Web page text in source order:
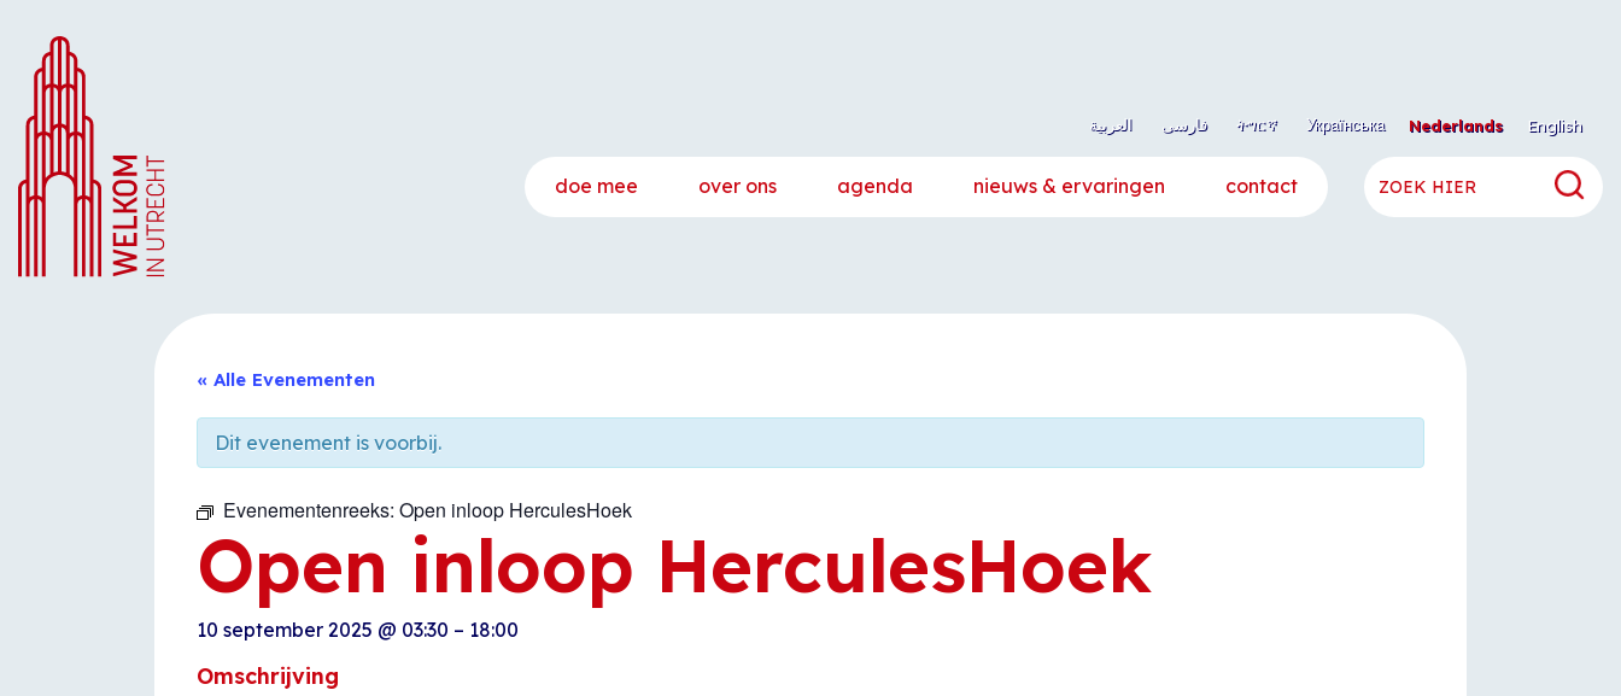
Nederlands English العربية فارسی ትግርኛ Українська
doe mee over ons agenda nieuws & ervaringen contact
« Alle Evenementen
Dit evenement is voorbij.
Evenementenreeks: Open inloop HerculesHoek
Open inloop HerculesHoek
10 september 2025 @ 03:30 – 18:00
Omschrijving